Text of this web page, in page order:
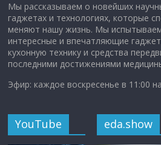
Мы рассказываем о новейших
гаджетах и технологиях, которые
меняют нашу жизнь. Мы
интересные и впечатляющие
кухонную технику и средства
последними достижениями
Эфир: каждое воскресенье в 11:00
YouTube eda.show